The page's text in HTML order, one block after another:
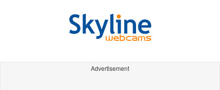
Advertisement